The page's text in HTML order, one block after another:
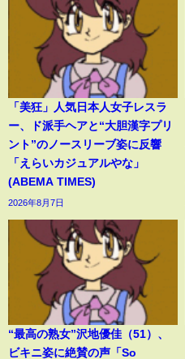
「美狂」人気日本人女子レスラ
ー、ド派手ヘアと“大胆漢字プリ
ント”のノースリーブ姿に反響
「えらいカジュアルやな」
(ABEMA TIMES)
2026年8月7日
“最高の熟女”沢地優佳（51）、
ビキニ姿に絶賛の声「So